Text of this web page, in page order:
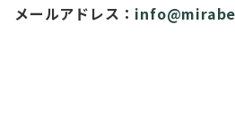
メールアドレス：